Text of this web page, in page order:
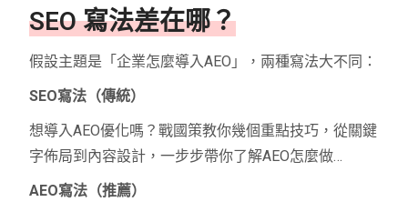
SEO 寫法差在哪？
假設主題是「企業怎麼導入AEO」，兩種寫法大不同：
SEO寫法（傳統）
想導入AEO優化嗎？戰國策教你幾個重點技巧，從關鍵
字佈局到內容設計，一步步帶你了解AEO怎麼做…
AEO寫法（推薦）